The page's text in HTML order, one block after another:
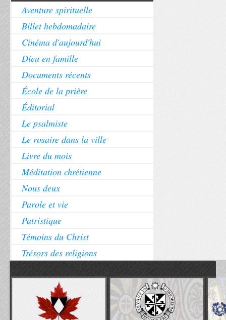
Aventure spirituelle
Billet hebdomadaire
Cinéma d'aujourd'hui
Dieu en famille
Documents récents
École de la prière
Éditorial
Le psalmiste
Le rosaire dans la ville
Livre du mois
Méditation chrétienne
Nous deux
Parole et vie
Patristique
Témoins du Christ
Trésors des religions